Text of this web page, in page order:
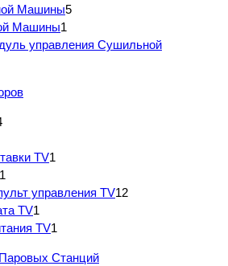
Машины5
Машины1
управления Сушильной
TV1
1
управления TV12
TV1
TV1
Станций